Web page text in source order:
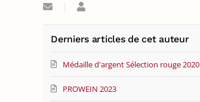
Suivre
blogueur
Elodie
Derniers articles de cet auteur
Médaille d'argent Sélection rouge 2020
PROWEIN 2023